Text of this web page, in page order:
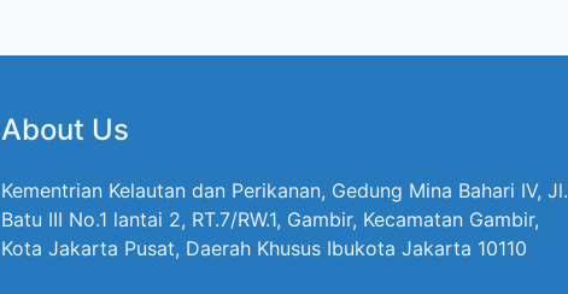
About Us
Kementrian Kelautan dan Perikanan, Gedung Mina Bahari IV, Jl.
Batu III No.1 lantai 2, RT.7/RW.1, Gambir, Kecamatan Gambir,
Kota Jakarta Pusat, Daerah Khusus Ibukota Jakarta 10110